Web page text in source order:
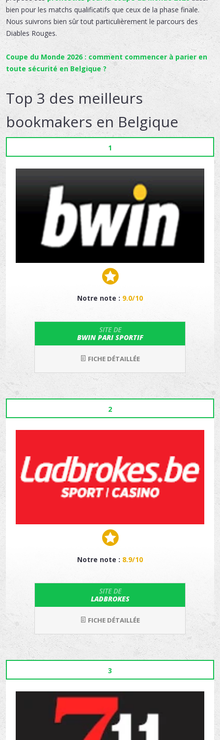
bien pour les matchs qualificatifs que ceux de la phase finale.
Nous suivrons bien sûr tout particulièrement le parcours des
Diables Rouges.
Coupe du Monde 2026 : comment commencer à parier en
toute sécurité en Belgique ?
Top 3 des meilleurs
bookmakers en Belgique
1
Notre note : 9.0/10
SITE DE
BWIN PARI SPORTIF
FICHE DÉTAILLÉE
2
Notre note : 8.9/10
SITE DE
LADBROKES
FICHE DÉTAILLÉE
3